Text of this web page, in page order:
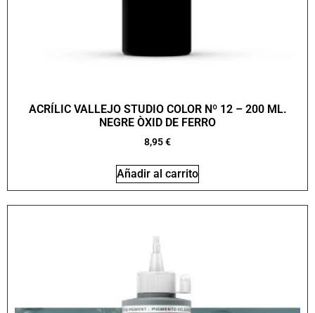
ACRÍLIC VALLEJO STUDIO COLOR Nº 12 – 200 ML.
NEGRE ÒXID DE FERRO
8,95€
Añadir al carrito